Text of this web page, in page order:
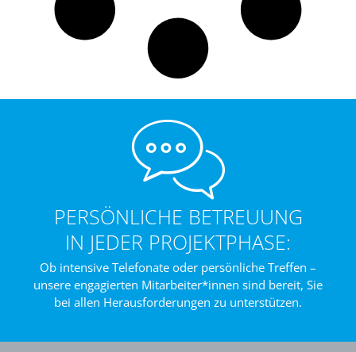
PERSÖNLICHE BETREUUNG
IN JEDER PROJEKTPHASE:
Ob intensive Telefonate oder persönliche Treffen –
unsere engagierten Mitarbeiter*innen sind bereit, Sie
bei allen Herausforderungen zu unterstützen.